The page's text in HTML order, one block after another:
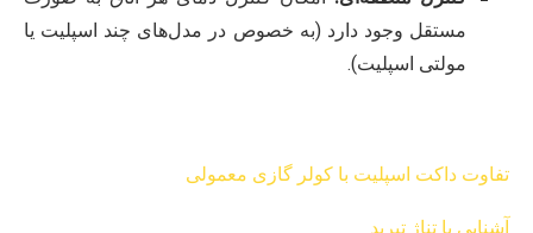
مستقل وجود دارد (به خصوص در مدل‌های چند اسپلیت یا
مولتی اسپلیت).
تفاوت داکت اسپلیت با کولر گازی معمولی